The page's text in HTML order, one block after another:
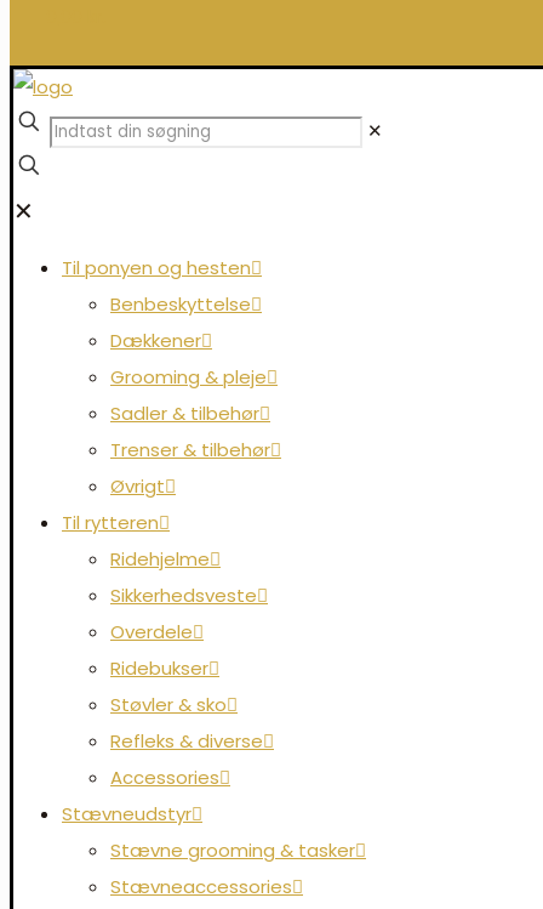
✕
✕
Til ponyen og hesten
Benbeskyttelse
Dækkener
Grooming & pleje
Sadler & tilbehør
Trenser & tilbehør
Øvrigt
Til rytteren
Ridehjelme
Sikkerhedsveste
Overdele
Ridebukser
Støvler & sko
Refleks & diverse
Accessories
Stævneudstyr
Stævne grooming & tasker
Stævneaccessories